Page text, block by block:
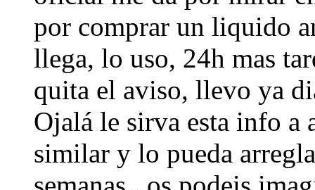
por comprar un liquido
llega, lo uso, 24h mas
quita el aviso, llevo ya
Ojalá le sirva esta info a
similar y lo pueda